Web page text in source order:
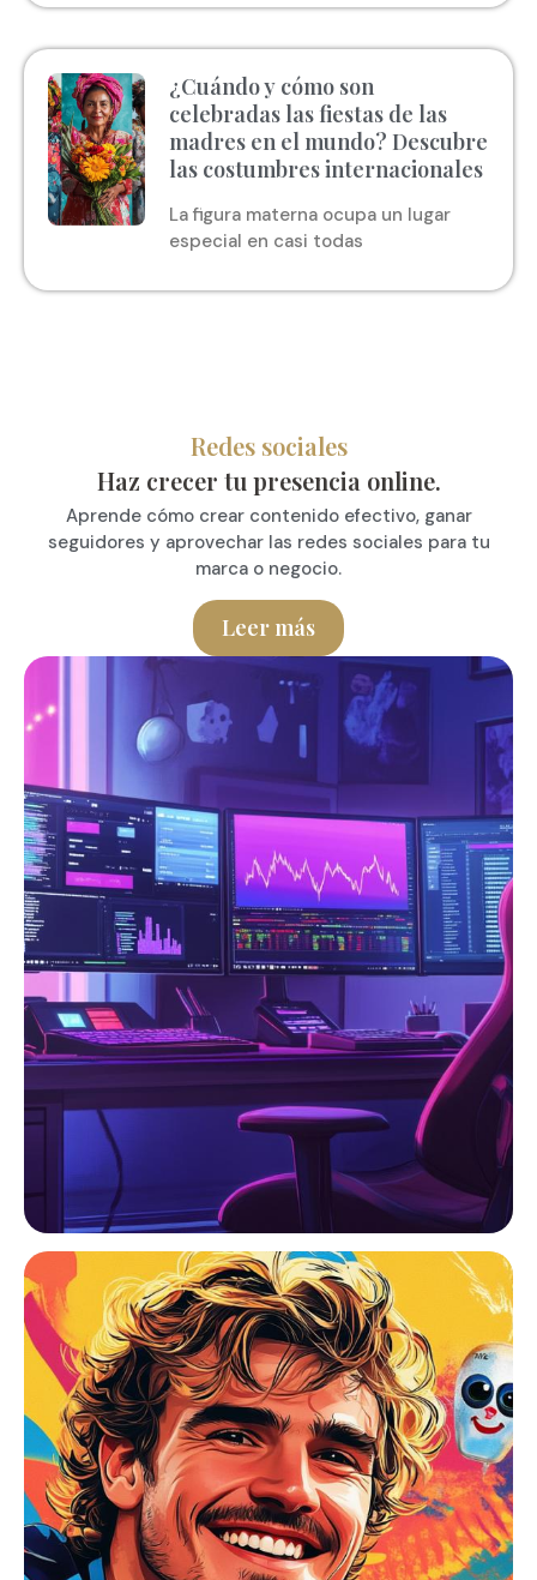
¿Cuándo y cómo son
celebradas las fiestas de las
madres en el mundo? Descubre
las costumbres internacionales
La figura materna ocupa un lugar
especial en casi todas
Redes sociales
Haz crecer tu presencia online.
Aprende cómo crear contenido efectivo, ganar
seguidores y aprovechar las redes sociales para tu
marca o negocio.
Leer más